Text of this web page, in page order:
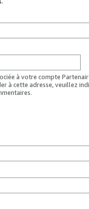
à votre compte
à cette adresse, veuillez